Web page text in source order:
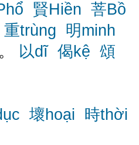
賢Hiền 菩Bồ
重trùng 明minh
以dĩ 偈kệ 頌
壞hoại 時thời